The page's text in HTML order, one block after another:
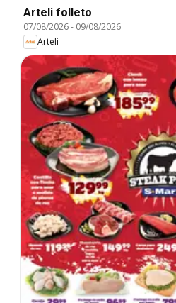
Arteli folleto
07/08/2026- 09/08/2026
Arteli